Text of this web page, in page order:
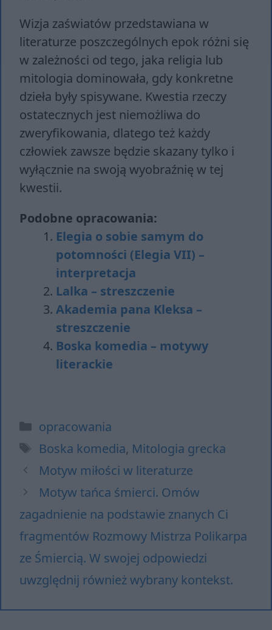
Wizja zaświatów przedstawiana w
literaturze poszczególnych epok różni się
w zależności od tego, jaka religia lub
mitologia dominowała, gdy konkretne
dzieła były spisywane. Kwestia rzeczy
ostatecznych jest niemożliwa do
zweryfikowania, dlatego też każdy
człowiek zawsze będzie skazany tylko i
wyłącznie na swoją wyobraźnię w tej
kwestii.
Podobne opracowania:
Elegia o sobie samym do
potomności (Elegia VII) –
interpretacja
Lalka – streszczenie
Akademia pana Kleksa –
streszczenie
Boska komedia – motywy
literackie
Kategorie
opracowania
Tagi
Boska komedia, Mitologia grecka
Motyw miłości w literaturze
Motyw tańca śmierci. Omów
zagadnienie na podstawie znanych Ci
fragmentów Rozmowy Mistrza Polikarpa
ze Śmiercią. W swojej odpowiedzi
uwzględnij również wybrany kontekst.